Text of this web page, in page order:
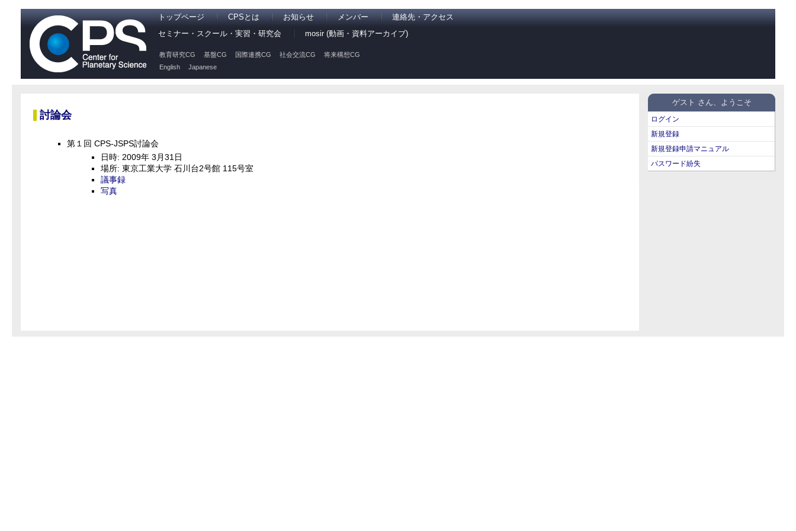
トップページ CPSとは お知らせ メンバー
連絡先・アクセス
セミナー・スクール・実習・研究会
mosir (動画・資料アーカイブ)
教育研究CG 基盤CG 国際連携CG 社会交流CG
将来構想CG
English
Japanese
ゲスト さん、ようこそ
ログイン
新規登録
新規登録申請マニュアル
パスワード紛失
討論会
第１回 CPS-JSPS討論会
日時: 2009年 3月31日
場所: 東京工業大学 石川台2号館 115号室
議事録
写真